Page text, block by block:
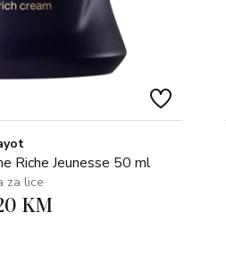
Riche Jeunesse 50 ml
za lice
KM